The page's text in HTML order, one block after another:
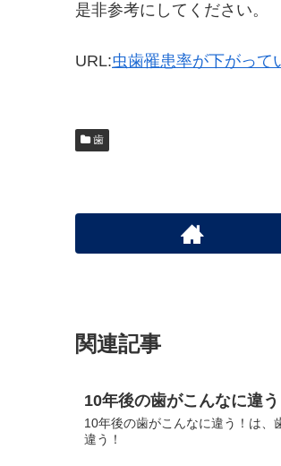
是非参考にしてください。
URL:虫歯罹患率が下がって
歯
関連記事
10年後の歯がこんなに違う
10年後の歯がこんなに違う！は、
違う！